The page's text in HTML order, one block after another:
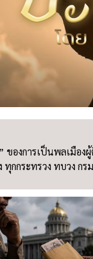
การเป็นพลเมือง
กกระทรวง ทบวง กรม